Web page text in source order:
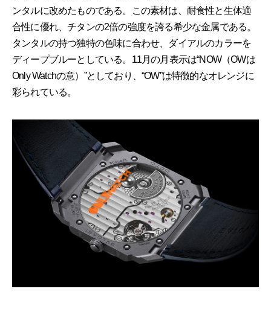
ンタルに改めたものである。この素材は、耐食性と生体適
合性に優れ、チタンの2倍の強度を誇る希少な金属である。
タンタルの持つ独特の色味に合わせ、ダイアルのカラーを
ディープブルーとしている。11月の月表示は“NOW（OWは
Only Watchの意）”としており、“OW”は特徴的なオレンジに
彩られている。